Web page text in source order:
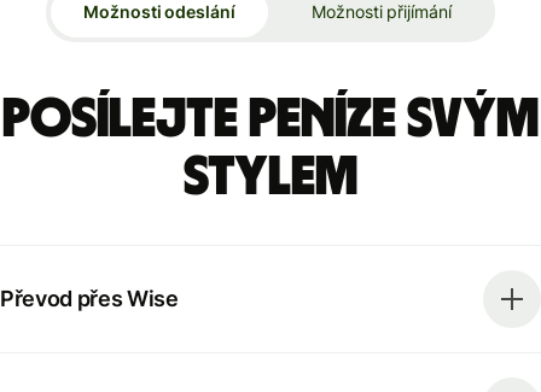
Možnosti odeslání Možnosti přijímání
Posílejte peníze svým
stylem
Převod přes Wise